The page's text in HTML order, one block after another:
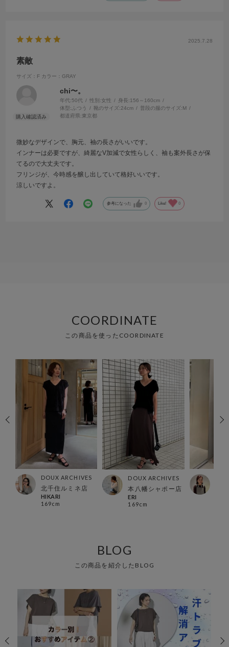
2025.7.28
素敵
サイズ：F カラー：GRAY
chi〜。
年代:50代 性別:女性 身長:156～160cm
体型: ふつう 靴のサイズ:24cm 普段の服のサイズ:M
都道府県:東京都
微妙なデザインで、胸元、袖の長さがいいです。
インナーは必要ですが、綺麗なV加減で女性らしく、袖も案外長さが保
てるので大丈夫です。
フリンジが、今時感を醸し出していて格好いいです。
涼しいですよ。
参考になった 0 Like! 0
COORDINATE
この商品を使ったCOORDINATE
DOUX ARCHIVES
北千住ルミネ店
HIKARI
169cm
DOUX ARCHIVES
本八幡シャポー店
ERI
169cm
BLOG
この商品を紹介したBLOG